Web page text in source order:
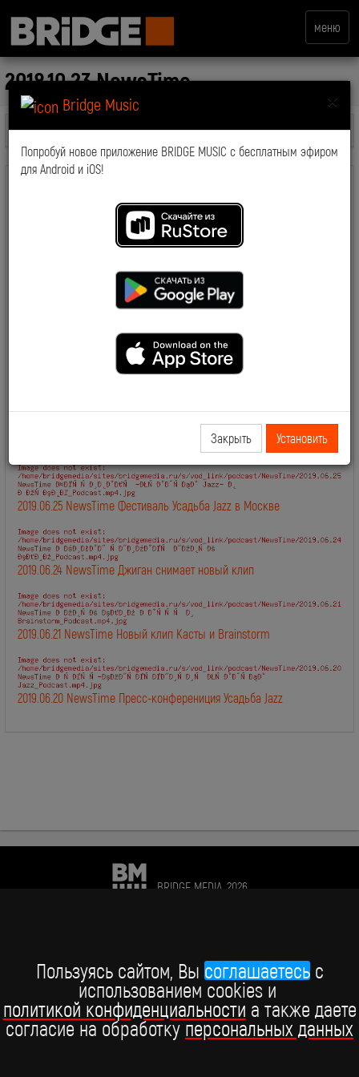
Пользуясь сайтом, Вы соглашаетесьc
использованием cookies и
политикой конфиденциальности а также даете
согласие на обработкуперсональных данных
меню
×
Bridge Music
Попробуй новое приложение BRIDGE MUSIC с бесплатным эфиром
для Android и iOS!
Закрыть Установить
2018.10.23 NewsTime
Все передачи
2019.06.28 NewsTime День Рождения Сосо Павлиашвили
2019.06.27 NewsTime Новый клип Филиппа Киркорова
2019.06.25 NewsTime Фестиваль Усадьба Jazz в Москве
2019.06.24 NewsTime Джиган снимает новый клип
2019.06.21 NewsTime Новый клип Касты и Brainstorm
2019.06.20 NewsTime Пресс-конферениция Усадьба Jazz
BRIDGE MEDIA, 2026
Telegram BRIDGE MEDIA
Telegram BABY TIME
ВКонтакте